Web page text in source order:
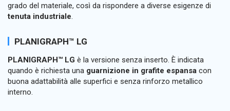
grado del materiale, così da rispondere a diverse esigenze di
tenuta industriale.
PLANIGRAPH™ LG
PLANIGRAPH™ LG è la versione senza inserto. È indicata
quando è richiesta una guarnizione in grafite espansa con
buona adattabilità alle superfici e senza rinforzo metallico
interno.